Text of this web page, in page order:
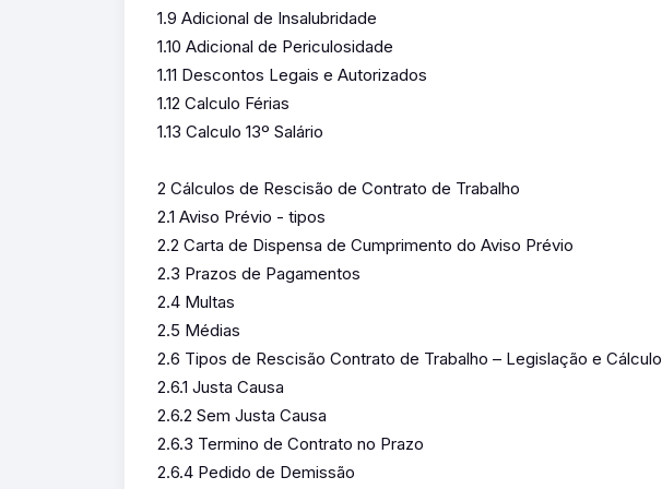
1.9 Adicional de Insalubridade
1.10 Adicional de Periculosidade
1.11 Descontos Legais e Autorizados
1.12 Calculo Férias
1.13 Calculo 13º Salário
2 Cálculos de Rescisão de Contrato de Trabalho
2.1 Aviso Prévio - tipos
2.2 Carta de Dispensa de Cumprimento do Aviso Prévio
2.3 Prazos de Pagamentos
2.4 Multas
2.5 Médias
2.6 Tipos de Rescisão Contrato de Trabalho – Legislação e Cálculo
2.6.1 Justa Causa
2.6.2 Sem Justa Causa
2.6.3 Termino de Contrato no Prazo
2.6.4 Pedido de Demissão